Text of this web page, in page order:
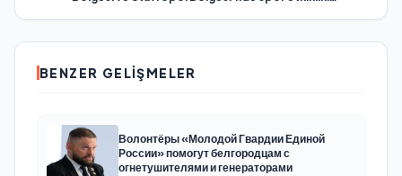
BENZER GELIŞMELER
Волонтёры «Молодой Гвардии Единой
России» помогут белгородцам с
огнетушителями и генераторами